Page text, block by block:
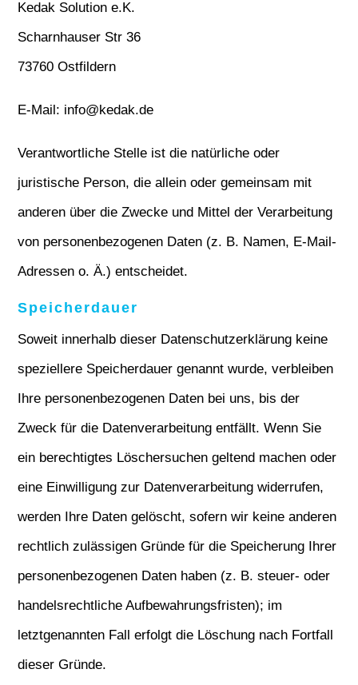
Kedak Solution e.K.
Scharnhauser Str 36
73760 Ostfildern
E-Mail: info@kedak.de
Verantwortliche Stelle ist die natürliche oder
juristische Person, die allein oder gemeinsam mit
anderen über die Zwecke und Mittel der Verarbeitung
von personenbezogenen Daten (z. B. Namen, E-Mail-
Adressen o. Ä.) entscheidet.
Speicherdauer
Soweit innerhalb dieser Datenschutzerklärung keine
speziellere Speicherdauer genannt wurde, verbleiben
Ihre personenbezogenen Daten bei uns, bis der
Zweck für die Datenverarbeitung entfällt. Wenn Sie
ein berechtigtes Löschersuchen geltend machen oder
eine Einwilligung zur Datenverarbeitung widerrufen,
werden Ihre Daten gelöscht, sofern wir keine anderen
rechtlich zulässigen Gründe für die Speicherung Ihrer
personenbezogenen Daten haben (z. B. steuer- oder
handelsrechtliche Aufbewahrungsfristen); im
letztgenannten Fall erfolgt die Löschung nach Fortfall
dieser Gründe.